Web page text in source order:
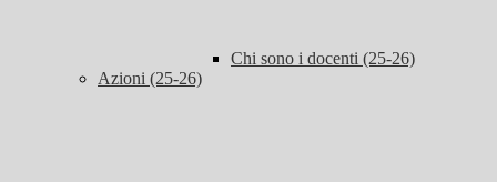
Chi sono i docenti (25-26)
Azioni (25-26)